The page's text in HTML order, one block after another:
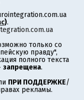
).
только со
правду",
полного текста
запрещена.
ПРИ ПОДДЕРЖКЕ/
рекламы.